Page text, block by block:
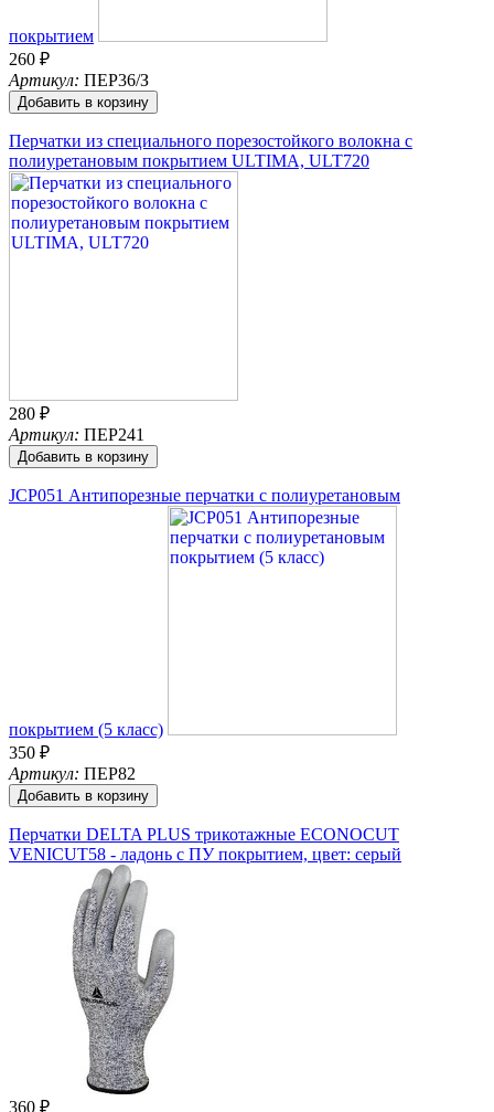
покрытием
260 ₽
Артикул: ПЕР36/З
Добавить в корзину
Перчатки из специального порезостойкого волокна с
полиуретановым покрытием ULTIMA, ULT720
280 ₽
Артикул: ПЕР241
Добавить в корзину
JCP051 Антипорезные перчатки с полиуретановым
покрытием (5 класс)
350 ₽
Артикул: ПЕР82
Добавить в корзину
Перчатки DELTA PLUS трикотажные ECONOCUT
VENICUT58 - ладонь с ПУ покрытием, цвет: серый
360 ₽